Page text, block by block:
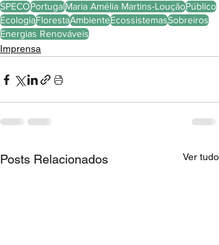
SPECOPortugalMaria Amélia Martins-LouçãoPúblico
EcologiaFlorestaAmbienteEcossistemasSobreiros
Energias Renováveis
Imprensa
Posts Relacionados Ver tudo